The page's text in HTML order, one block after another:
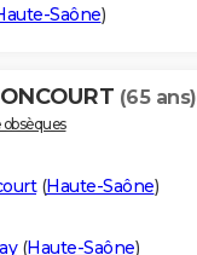
Saône)
(65 ans)
(Haute-Saône)
(Haute-Saône)